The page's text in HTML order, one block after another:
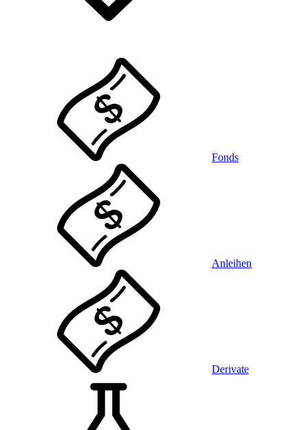
Fonds
Anleihen
Derivate